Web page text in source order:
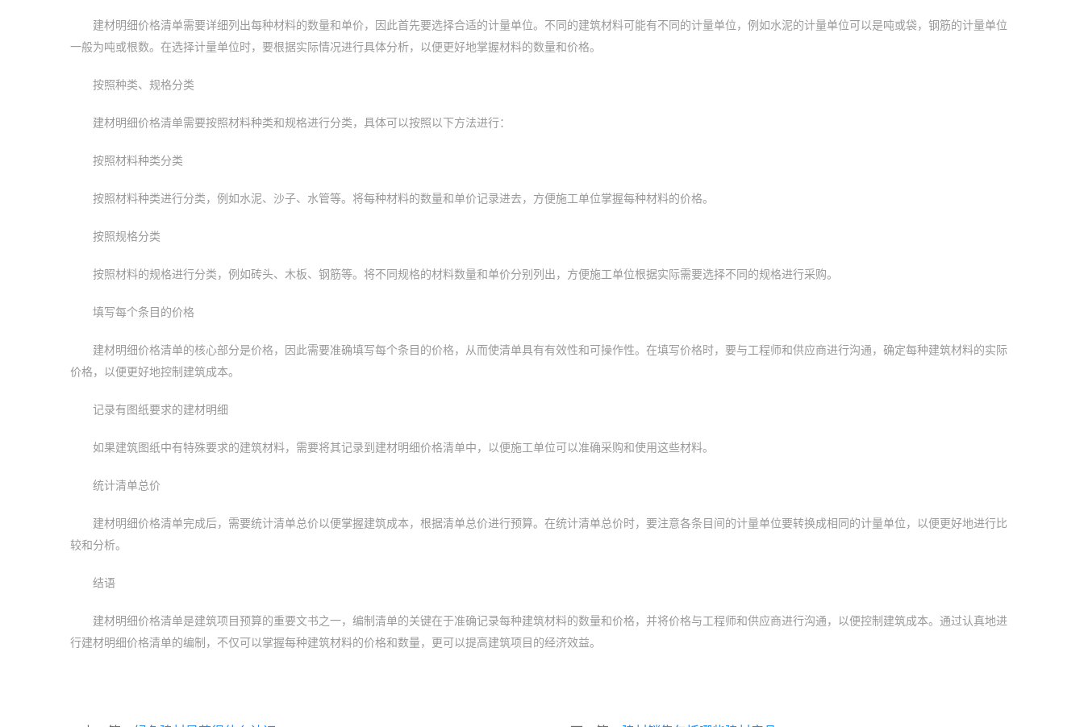
建材明细价格清单需要详细列出每种材料的数量和单价，因此首先要选择合适的计量单位。不同的建筑材料可能有不同的计量单位，例如水泥的计量单位可以是吨或袋，钢筋的计量单位
一般为吨或根数。在选择计量单位时，要根据实际情况进行具体分析，以便更好地掌握材料的数量和价格。
按照种类、规格分类
建材明细价格清单需要按照材料种类和规格进行分类，具体可以按照以下方法进行：
按照材料种类分类
按照材料种类进行分类，例如水泥、沙子、水管等。将每种材料的数量和单价记录进去，方便施工单位掌握每种材料的价格。
按照规格分类
按照材料的规格进行分类，例如砖头、木板、钢筋等。将不同规格的材料数量和单价分别列出，方便施工单位根据实际需要选择不同的规格进行采购。
填写每个条目的价格
建材明细价格清单的核心部分是价格，因此需要准确填写每个条目的价格，从而使清单具有有效性和可操作性。在填写价格时，要与工程师和供应商进行沟通，确定每种建筑材料的实际
价格，以便更好地控制建筑成本。
记录有图纸要求的建材明细
如果建筑图纸中有特殊要求的建筑材料，需要将其记录到建材明细价格清单中，以便施工单位可以准确采购和使用这些材料。
统计清单总价
建材明细价格清单完成后，需要统计清单总价以便掌握建筑成本，根据清单总价进行预算。在统计清单总价时，要注意各条目间的计量单位要转换成相同的计量单位，以便更好地进行比
较和分析。
结语
建材明细价格清单是建筑项目预算的重要文书之一，编制清单的关键在于准确记录每种建筑材料的数量和价格，并将价格与工程师和供应商进行沟通，以便控制建筑成本。通过认真地进
行建材明细价格清单的编制，不仅可以掌握每种建筑材料的价格和数量，更可以提高建筑项目的经济效益。